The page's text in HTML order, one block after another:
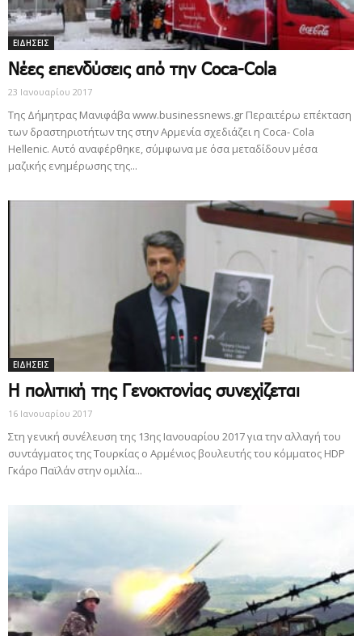
ΕΙΔΗΣΕΙΣ
Nέες επενδύσεις από την Coca-Cola
23 Ιανουαρίου 2017
Της Δήμητρας Μανιφάβα www.businessnews.gr Περαιτέρω επέκταση
των δραστηριοτήτων της στην Αρμενία σχεδιάζει η Coca- Cola
Hellenic. Αυτό αναφέρθηκε, σύμφωνα με όσα μεταδίδουν μέσα
μαζικής ενημέρωσης της...
ΕΙΔΗΣΕΙΣ
Η πολιτική της Γενοκτονίας συνεχίζεται
16 Ιανουαρίου 2017
Στη γενική συνέλευση της 13ης Ιανουαρίου 2017 για την αλλαγή του
συντάγματος της Τουρκίας ο Αρμένιος βουλευτής του κόμματος HDP
Γκάρο Παϊλάν στην ομιλία...